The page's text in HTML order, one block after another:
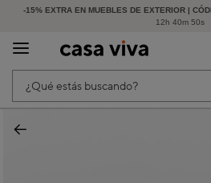
-15% EXTRA EN MUEBLES DE EXTERIOR |
12h 40m 50s
HASTA -60% DE DESCUENTO |
¿Qué estás buscando?